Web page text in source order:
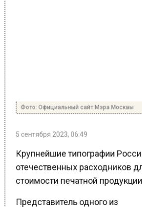
Фото: Официальный сайт Мэра Москвы
5 сентября 2023, 06:49
Крупнейшие типографии
отечественных расходников
стоимости печатной
Представитель одного из